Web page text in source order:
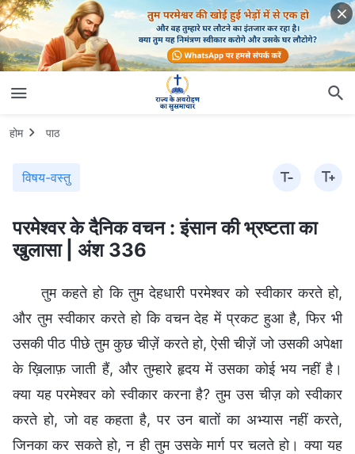
होम पाठ
विषय-वस्तु
परमेश्वर के दैनिक वचन : इंसान की भ्रष्टता का
खुलासा | अंश 336
तुम कहते हो कि तुम देहधारी परमेश्वर को स्वीकार करते हो,
और तुम स्वीकार करते हो कि वचन देह में प्रकट हुआ है, फिर भी
उसकी पीठ पीछे तुम कुछ चीज़ें करते हो, ऐसी चीज़ें जो उसकी अपेक्षा
के ख़िलाफ़ जाती हैं, और तुम्हारे हृदय में उसका कोई भय नहीं है।
क्या यह परमेश्वर को स्वीकार करना है? तुम उस चीज़ को स्वीकार
करते हो, जो वह कहता है, पर उन बातों का अभ्यास नहीं करते,
जिनका कर सकते हो, न ही तुम उसके मार्ग पर चलते हो। क्या यह